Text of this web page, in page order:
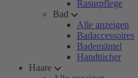
Rasurpflege
Bad
Alle anzeigen
Badaccessoires
Bademäntel
Handtücher
Haare